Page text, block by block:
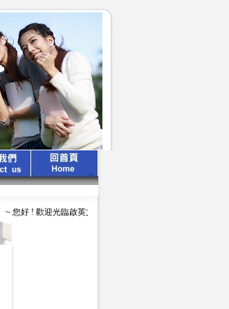
~ 您好 ! 歡迎光臨啟英文化公司 ~ ~ ~ 啟英出版 、 專業